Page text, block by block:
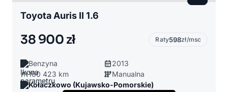
Toyota Auris II 1.6
38 900 zł Raty598zł/msc
Benzyna
2013
160 423 km
Manualna
Kołaczkowo (Kujawsko-Pomorskie)